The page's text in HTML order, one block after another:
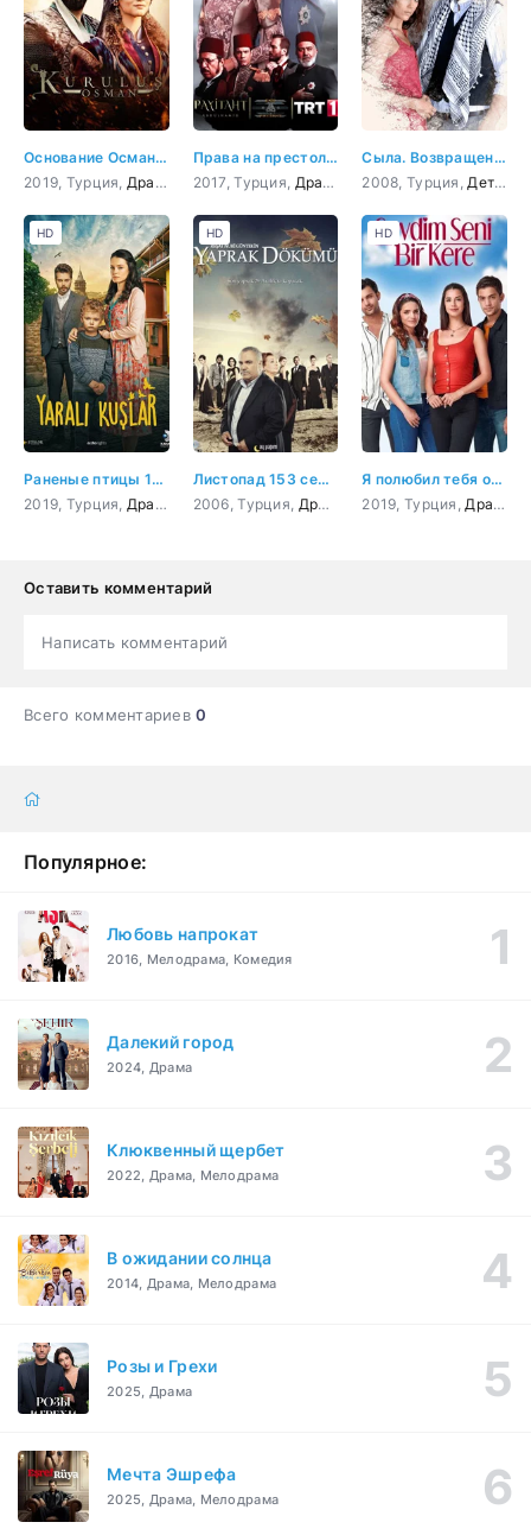
Основание Осман 153 серия
2019, Турция, Драма Боевик,Приключения История,Военный
Права на престол Абдулхамид 153 серия
2017, Турция, Драма История
Сыла. Возвращение домой 153 серия
2008, Турция, Детектив
Раненые птицы 153 серия
2019, Турция, Драма
HD
Листопад 153 серия
2006, Турция, Драма
HD
Я полюбил тебя однажды 153 серия
2019, Турция, Драма
HD
Оставить комментарий
Написать комментарий
Всего комментариев0
Популярное:
Любовь напрокат
2016, Мелодрама, Комедия
Далекий город
2024, Драма
Клюквенный щербет
2022, Драма, Мелодрама
В ожидании солнца
2014, Драма, Мелодрама
Розы и Грехи
2025, Драма
Мечта Эшрефа
2025, Драма, Мелодрама